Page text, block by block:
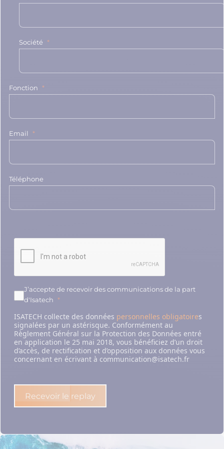
Société
Fonction
Email
Téléphone
J’accepte de recevoir des communications de la part
d'Isatech
ISATECH collecte des données personnelles obligatoires
signalées par un astérisque. Conformément au
Règlement Général sur la Protection des Données entré
en application le 25 mai 2018, vous bénéficiez d’un droit
d’accès, de rectification et d’opposition aux données vous
concernant en écrivant à communication@isatech.fr
Recevoir le replay